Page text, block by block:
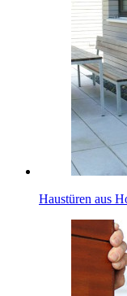
Haustüren aus